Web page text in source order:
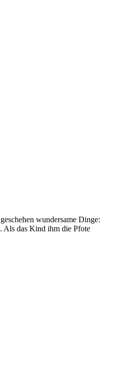
wundersame Dinge:
Als das Kind ihm die Pfote